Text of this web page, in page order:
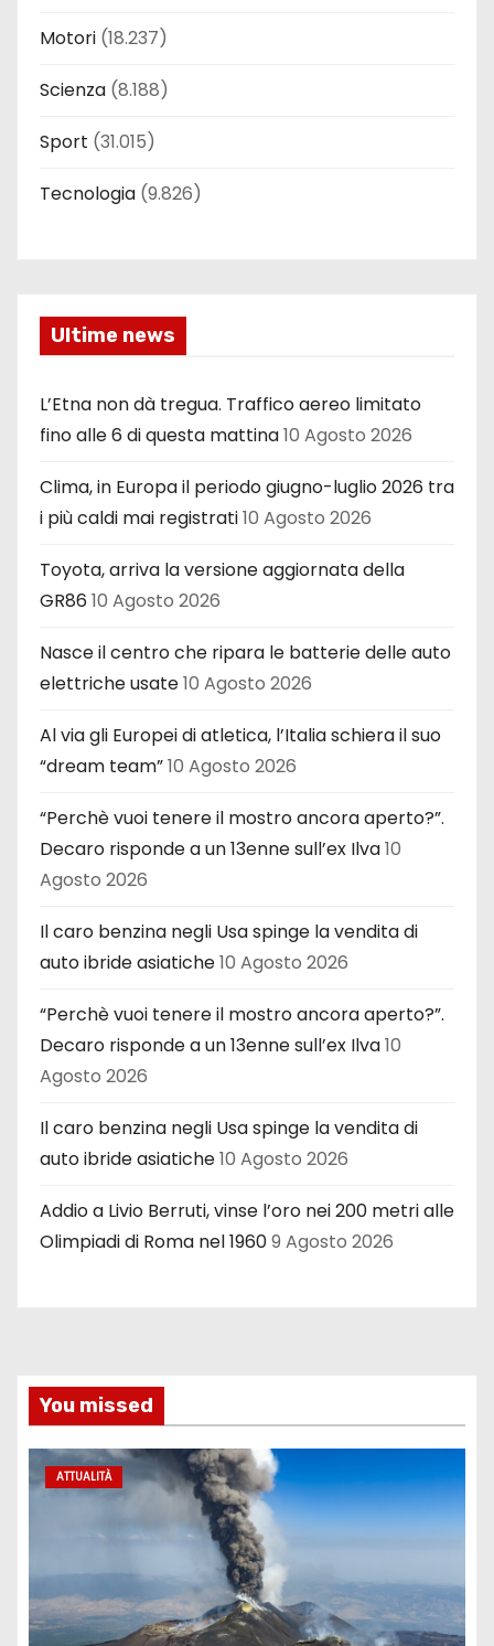
Motori (18.237)
Scienza (8.188)
Sport (31.015)
Tecnologia (9.826)
Ultime news
L’Etna non dà tregua. Traffico aereo limitato
fino alle 6 di questa mattina10 Agosto 2026
Clima, in Europa il periodo giugno-luglio 2026 tra
i più caldi mai registrati10 Agosto 2026
Toyota, arriva la versione aggiornata della
GR86 10 Agosto 2026
Nasce il centro che ripara le batterie delle auto
elettriche usate10 Agosto 2026
Al via gli Europei di atletica, l’Italia schiera il suo
“dream team”10 Agosto 2026
“Perchè vuoi tenere il mostro ancora aperto?”.
Decaro risponde a un 13enne sull’ex Ilva10
Agosto 2026
Il caro benzina negli Usa spinge la vendita di
auto ibride asiatiche10 Agosto 2026
“Perchè vuoi tenere il mostro ancora aperto?”.
Decaro risponde a un 13enne sull’ex Ilva10
Agosto 2026
Il caro benzina negli Usa spinge la vendita di
auto ibride asiatiche10 Agosto 2026
Addio a Livio Berruti, vinse l’oro nei 200 metri alle
Olimpiadi di Roma nel 19609 Agosto 2026
You missed
ATTUALITÀ